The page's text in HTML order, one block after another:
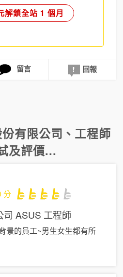
解鎖全站 1 個月
留言 回報
有限公司 、 工程師
及評價...
分
司 ASUS 工程師
景的員工~男生女生都有所